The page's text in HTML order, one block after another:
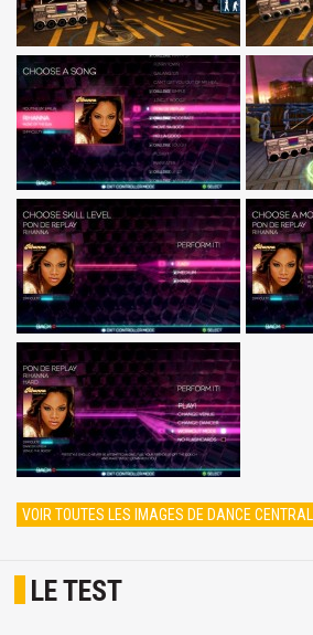
VOIR TOUTES LES IMAGES DE DANCE CENTRAL
LE TEST